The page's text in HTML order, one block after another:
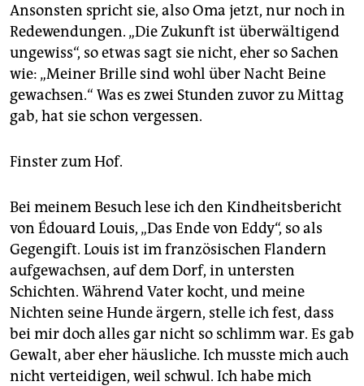
Ansonsten spricht sie, also Oma jetzt, nur noch in
Redewendungen. „Die Zukunft ist überwältigend
ungewiss“, so etwas sagt sie nicht, eher so Sachen
wie: „Meiner Brille sind wohl über Nacht Beine
gewachsen.“ Was es zwei Stunden zuvor zu Mittag
gab, hat sie schon vergessen.
Finster zum Hof.
Bei meinem Besuch lese ich den Kindheitsbericht
von Édouard Louis, „Das Ende von Eddy“, so als
Gegengift. Louis ist im französischen Flandern
aufgewachsen, auf dem Dorf, in untersten
Schichten. Während Vater kocht, und meine
Nichten seine Hunde ärgern, stelle ich fest, dass
bei mir doch alles gar nicht so schlimm war. Es gab
Gewalt, aber eher häusliche. Ich musste mich auch
nicht verteidigen, weil schwul. Ich habe mich